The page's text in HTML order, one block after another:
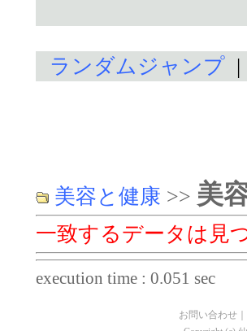
ランダムジャンプ
美容と健康 >> 美
一致するデータは見
execution time : 0.051 sec
お問い合わせ